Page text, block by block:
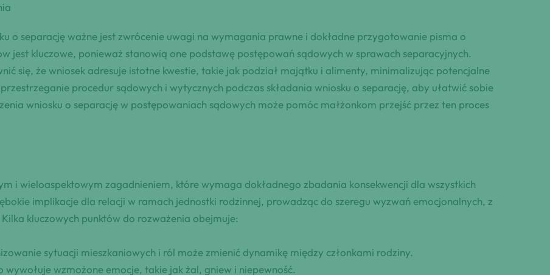
o separację ważne jest zwrócenie uwagi na wymagania prawne i dokładne przygotowanie pisma o
jest kluczowe, ponieważ stanowią one podstawę postępowań sądowych w sprawach separacyjnych.
się, że wniosek adresuje istotne kwestie, takie jak podział majątku i alimenty, minimalizując potencjalne
procedur sądowych i wytycznych podczas składania wniosku o separację, aby ułatwić sobie
wniosku o separację w postępowaniach sądowych może pomóc małżonkom przejść przez ten proces
i wieloaspektowym zagadnieniem, które wymaga dokładnego zbadania konsekwencji dla wszystkich
implikacje dla relacji w ramach jednostki rodzinnej, prowadząc do szeregu wyzwań emocjonalnych, z
kluczowych punktów do rozważenia obejmuje:
sytuacji mieszkaniowych i ról może zmienić dynamikę między członkami rodziny.
wywołuje wzmożone emocje, takie jak żal, gniew i niepewność.